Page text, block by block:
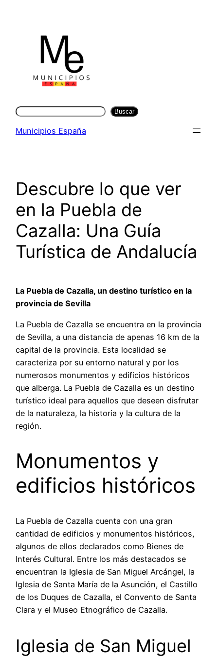
contenido
Buscar Buscar
Municipios España
Descubre lo que ver
en la Puebla de
Cazalla: Una Guía
Turística de Andalucía
La Puebla de Cazalla, un destino turístico en la
provincia de Sevilla
La Puebla de Cazalla se encuentra en la provincia
de Sevilla, a una distancia de apenas 16 km de la
capital de la provincia. Esta localidad se
caracteriza por su entorno natural y por los
numerosos monumentos y edificios históricos
que alberga. La Puebla de Cazalla es un destino
turístico ideal para aquellos que deseen disfrutar
de la naturaleza, la historia y la cultura de la
región.
Monumentos y
edificios históricos
La Puebla de Cazalla cuenta con una gran
cantidad de edificios y monumentos históricos,
algunos de ellos declarados como Bienes de
Interés Cultural. Entre los más destacados se
encuentran la Iglesia de San Miguel Arcángel, la
Iglesia de Santa María de la Asunción, el Castillo
de los Duques de Cazalla, el Convento de Santa
Clara y el Museo Etnográfico de Cazalla.
Iglesia de San Miguel